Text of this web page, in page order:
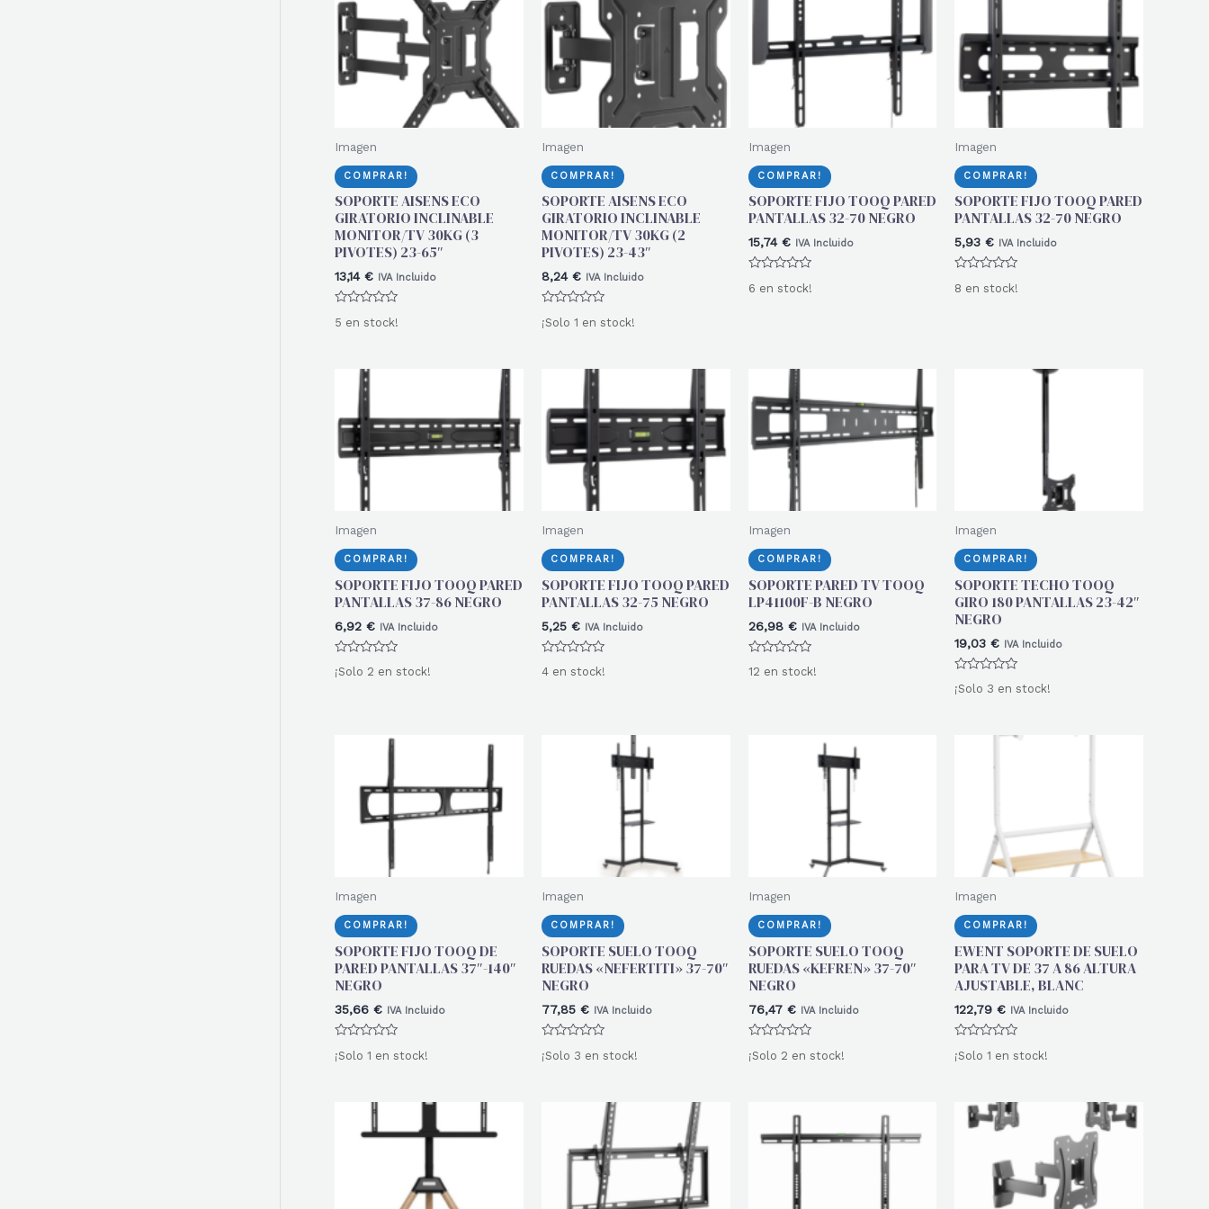
Imagen
COMPRAR!
SOPORTE AISENS ECO
GIRATORIO INCLINABLE
MONITOR/TV 30KG (3
PIVOTES) 23-65″
13,14 € IVA Incluido
con
5 en stock!
Imagen
COMPRAR!
SOPORTE AISENS ECO
GIRATORIO INCLINABLE
MONITOR/TV 30KG (2
PIVOTES) 23-43″
8,24 € IVA Incluido
Valorado
con
¡Solo 1 en stock!
Imagen
COMPRAR!
SOPORTE FIJO TOOQ PARED
PANTALLAS 32-70 NEGRO
15,74 € IVA Incluido
con
6 en stock!
Imagen
COMPRAR!
SOPORTE FIJO TOOQ PARED
PANTALLAS 32-70 NEGRO
5,93€ IVA Incluido
con
8 en stock!
Imagen
COMPRAR!
SOPORTE FIJO TOOQ PARED
PANTALLAS 37-86 NEGRO
6,92 € IVA Incluido
Valorado
con
¡Solo 2 en stock!
Imagen
COMPRAR!
SOPORTE FIJO TOOQ PARED
PANTALLAS 32-75 NEGRO
5,25 € IVA Incluido
con
4 en stock!
Imagen
COMPRAR!
SOPORTE PARED TV TOOQ
LP41100F-B NEGRO
26,98 € IVA Incluido
con
12 en stock!
Imagen
COMPRAR!
SOPORTE TECHO TOOQ
GIRO 180 PANTALLAS 23-42″
NEGRO
19,03€ IVA Incluido
Valorado
con
¡Solo 3 en stock!
Imagen
COMPRAR!
SOPORTE FIJO TOOQ DE
PARED PANTALLAS 37″-140″
NEGRO
35,66 € IVA Incluido
con
¡Solo 1 en stock!
Imagen
COMPRAR!
SOPORTE SUELO TOOQ
RUEDAS «NEFERTITI» 37-70″
NEGRO
77,85 € IVA Incluido
con
¡Solo 3 en stock!
Imagen
COMPRAR!
SOPORTE SUELO TOOQ
RUEDAS «KEFREN» 37-70″
NEGRO
76,47 € IVA Incluido
con
¡Solo 2 en stock!
Imagen
COMPRAR!
EWENT SOPORTE DE SUELO
PARA TV DE 37 A 86 ALTURA
AJUSTABLE, BLANC
122,79€ IVA Incluido
con
¡Solo 1 en stock!